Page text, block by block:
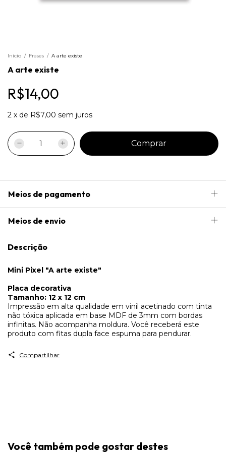
Início / Frases / A arte existe
A arte existe
R$14,00
2 x de R$7,00 sem juros
Meios de pagamento
Meios de envio
Descrição
Mini Pixel "A arte existe"
Placa decorativa
Tamanho: 12 x 12 cm
Impressão em alta qualidade em vinil acetinado com tinta
não tóxica aplicada em base MDF de 3mm com bordas
infinitas. Não acompanha moldura. Você receberá este
produto com fitas dupla face espuma para pendurar.
Compartilhar
Você também pode gostar destes